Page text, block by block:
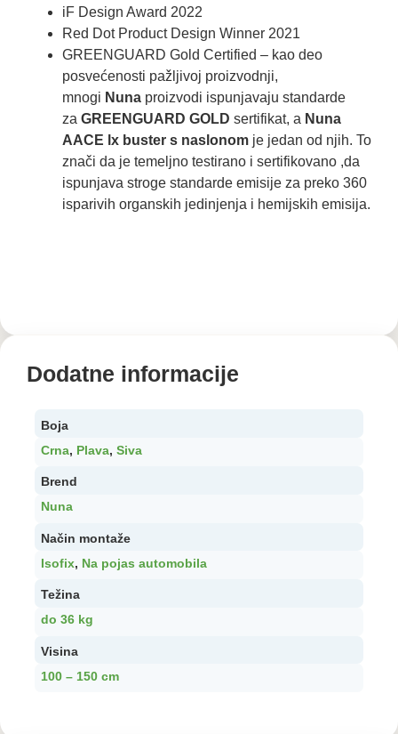
iF Design Award 2022
Red Dot Product Design Winner 2021
GREENGUARD Gold Certified – kao deo
posvećenosti pažljivoj proizvodnji,
mnogi Nuna proizvodi ispunjavaju standarde
za GREENGUARD GOLD sertifikat, a Nuna
AACE lx buster s naslonom je jedan od njih. To
znači da je temeljno testirano i sertifikovano ,da
ispunjava stroge standarde emisije za preko 360
isparivih organskih jedinjenja i hemijskih emisija.
Dodatne informacije
Boja
Crna, Plava,Siva
Brend
Nuna
Način montaže
Isofix, Na pojas automobila
Težina
do 36 kg
Visina
100 – 150 cm